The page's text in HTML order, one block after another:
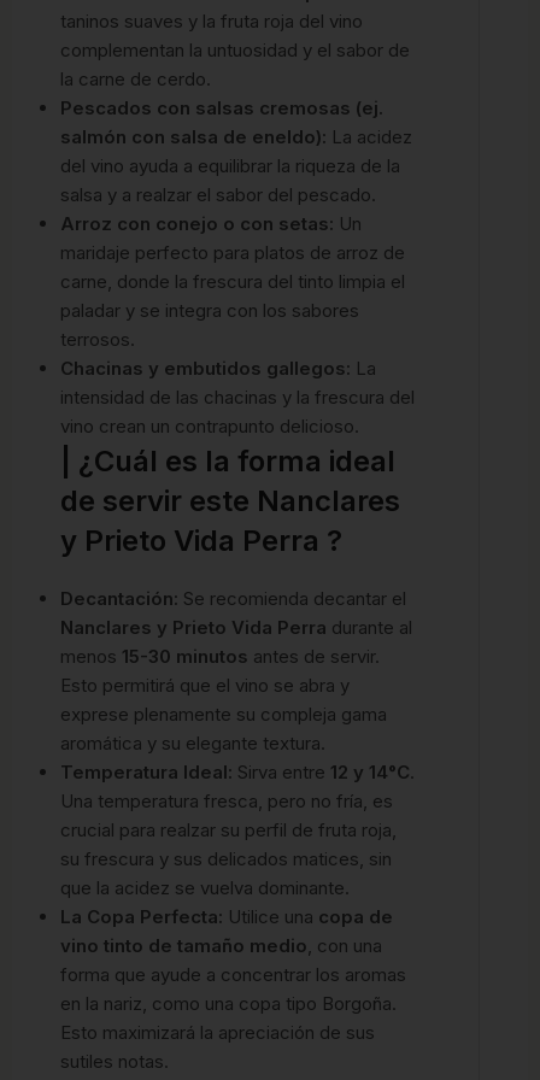
taninos suaves y la fruta roja del vino
complementan la untuosidad y el sabor de
la carne de cerdo.
Pescados con salsas cremosas (ej.
salmón con salsa de eneldo): La acidez
del vino ayuda a equilibrar la riqueza de la
salsa y a realzar el sabor del pescado.
Arroz con conejo o con setas: Un
maridaje perfecto para platos de arroz de
carne, donde la frescura del tinto limpia el
paladar y se integra con los sabores
terrosos.
Chacinas y embutidos gallegos: La
intensidad de las chacinas y la frescura del
vino crean un contrapunto delicioso.
| ¿Cuál es la forma ideal
de servir este Nanclares
y Prieto Vida Perra ?
Decantación: Se recomienda decantar el
Nanclares y Prieto Vida Perra durante al
menos 15-30 minutos antes de servir.
Esto permitirá que el vino se abra y
exprese plenamente su compleja gama
aromática y su elegante textura.
Temperatura Ideal: Sirva entre 12 y 14°C.
Una temperatura fresca, pero no fría, es
crucial para realzar su perfil de fruta roja,
su frescura y sus delicados matices, sin
que la acidez se vuelva dominante.
La Copa Perfecta: Utilice una copa de
vino tinto de tamaño medio, con una
forma que ayude a concentrar los aromas
en la nariz, como una copa tipo Borgoña.
Esto maximizará la apreciación de sus
sutiles notas.